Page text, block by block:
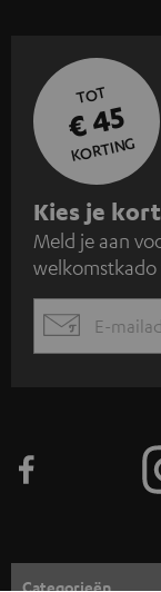
TOT
€ 45
KORTING
A
a
n
m
e
n
o
Kies je
Meld je aan
welkomstkado
EMAIL
Categorieën